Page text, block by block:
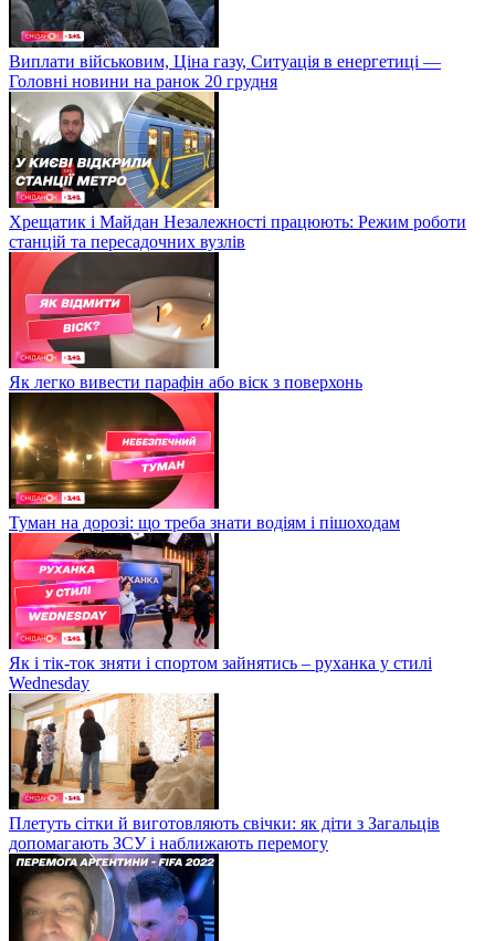
Виплати військовим, Ціна газу, Ситуація в енергетиці —
Головні новини на ранок 20 грудня
Хрещатик і Майдан Незалежності працюють: Режим роботи
станцій та пересадочних вузлів
Як легко вивести парафін або віск з поверхонь
Туман на дорозі: що треба знати водіям і пішоходам
Як і тік-ток зняти і спортом зайнятись – руханка у стилі
Wednesday
Плетуть сітки й виготовляють свічки: як діти з Загальців
допомагають ЗСУ і наближають перемогу